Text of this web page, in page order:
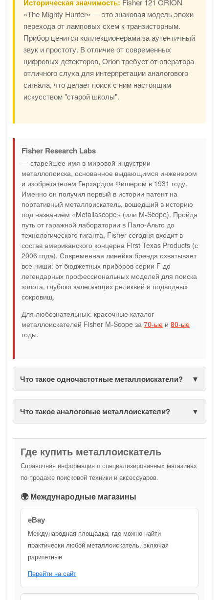
Историческая значимость: Fisher 121 ORION
«The Mighty Hunter» — это знаковая модель эпохи
перехода от ламповых схем к транзисторным.
Прибор ценится коллекционерами за аутентичный
звук и простоту. В отличие от современных
цифровых детекторов, Orion требует от оператора
отличного слуха для интерпретации аналогового
сигнала, что делает поиск с ним настоящим
искусством "старой школы".
Fisher Research Labs
— старейшее имя в мировой индустрии
металлопоиска, основанное выдающимся инженером
и изобретателем Герхардом Фишером в 1931 году.
Именно он получил первый в истории патент на
портативный металлоискатель, вошедший в историю
под названием «Metallascope» (или M-Scope). Пройдя
путь от гаражной лаборатории в Пало-Альто до
технологического гиганта, Fisher сегодня входит в
состав американского концерна First Texas Products (с
2006 года). Современная линейка бренда охватывает
все ниши: от бюджетных приборов серии F до
легендарных профессиональных моделей для поиска
золота, глубоко залегающих реликвий и подводных
сокровищ.
Для любознательных: красочные каталог
металлоискателей Fisher M-Scope за 70-ые и 80-ые
годы.
Что такое одночастотные металлоискатели?
Что такое аналоговые металлоискатели?
Где купить металлоискатель
Справочная информация о специализированных магазинах
по продаже поисковой техники и аксессуаров.
🌍 Международные магазины
eBay
Международная площадка, где можно найти
практически любой металлоискатель, включая
раритетные
Перейти на сайт